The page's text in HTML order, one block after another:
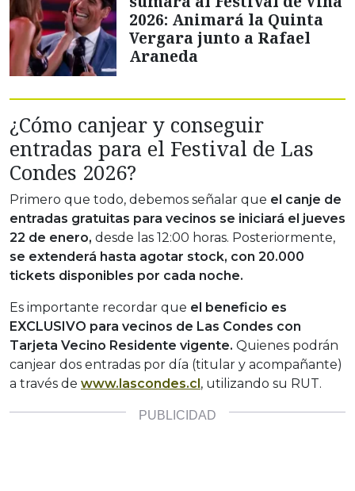
2026: Animará la Quinta
Vergara junto a Rafael
Araneda
¿Cómo canjear y conseguir
entradas para el Festival de Las
Condes 2026?
Primero que todo, debemos señalar que el canje de
entradas gratuitas para vecinos se iniciará el jueves
22 de enero, desde las 12:00 horas. Posteriormente,
se extenderá hasta agotar stock, con 20.000
tickets disponibles por cada noche.
Es importante recordar que el beneficio es
EXCLUSIVO para vecinos de Las Condes con
Tarjeta Vecino Residente vigente. Quienes podrán
canjear dos entradas por día (titular y acompañante)
a través de www.lascondes.cl , utilizando su RUT.